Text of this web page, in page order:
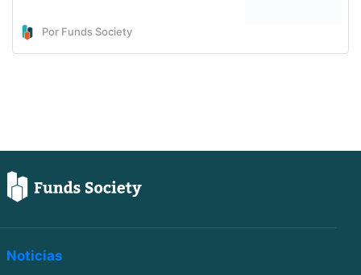
Por Funds Society
Noticias